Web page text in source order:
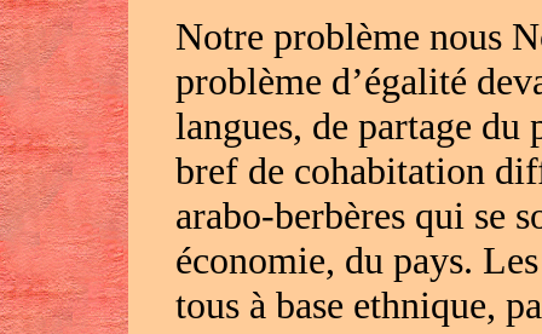
Notre problème nous
problème d’égalité
langues, de partage du
bref de cohabitation
arabo-berbères qui se
économie, du pays.
tous à base ethnique,